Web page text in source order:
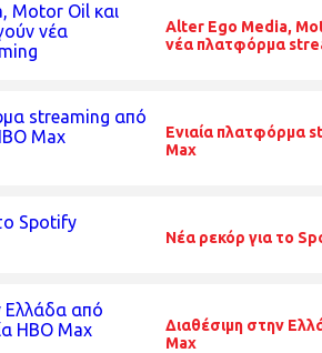
Alter Ego Media,
νέα πλατφόρμα
Ενιαία πλατφόρμα
Max
Νέα ρεκόρ για το
Διαθέσιμη στην
Max